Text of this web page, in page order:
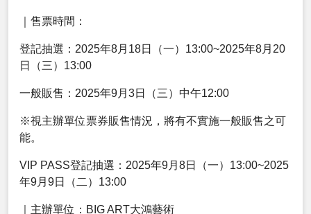
｜售票時間：
登記抽選：2025年8月18日（一）13:00~2025年8月20
日（三）13:00
一般販售：2025年9月3日（三）中午12:00
※視主辦單位票券販售情況，將有不實施一般販售之可
能。
VIP PASS登記抽選：2025年9月8日（一）13:00~2025
年9月9日（二）13:00
｜主辦單位：BIG ART大鴻藝術